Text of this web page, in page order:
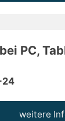
PC,
24
weitere